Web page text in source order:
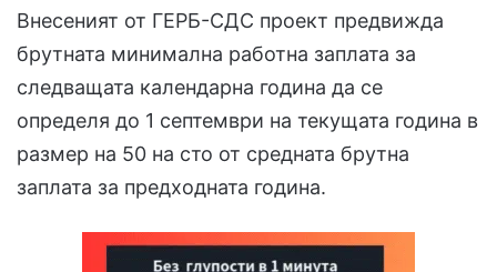
Внесеният от ГЕРБ-СДС проект предвижда
брутната минимална работна заплата за
следващата календарна година да се
определя до 1 септември на текущата година в
размер на 50 на сто от средната брутна
заплата за предходната година.